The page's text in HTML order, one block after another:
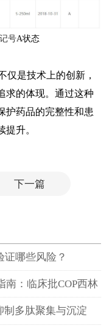
号A状态
仅是技术上的创新，
求的体现。通过这种
护药品的完整性和患
升。
下一篇
证哪些风险？
南：临床批COP西林
制多肽聚集与沉淀